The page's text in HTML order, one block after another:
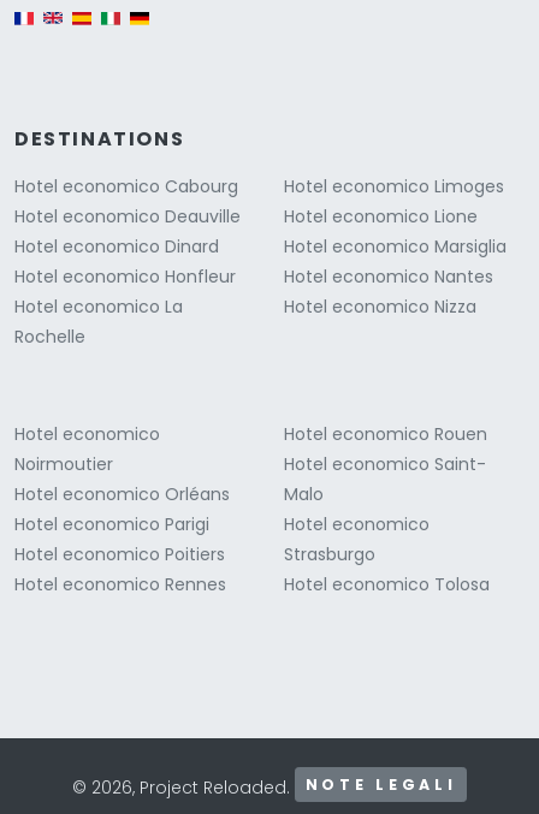
DESTINATIONS
Hotel economico Cabourg
Hotel economico Deauville
Hotel economico Dinard
Hotel economico Honfleur
Hotel economico La
Rochelle
Hotel economico Limoges
Hotel economico Lione
Hotel economico Marsiglia
Hotel economico Nantes
Hotel economico Nizza
Hotel economico
Noirmoutier
Hotel economico Orléans
Hotel economico Parigi
Hotel economico Poitiers
Hotel economico Rennes
Hotel economico Rouen
Hotel economico Saint-
Malo
Hotel economico
Strasburgo
Hotel economico Tolosa
© 2026, Project Reloaded. NOTE LEGALI